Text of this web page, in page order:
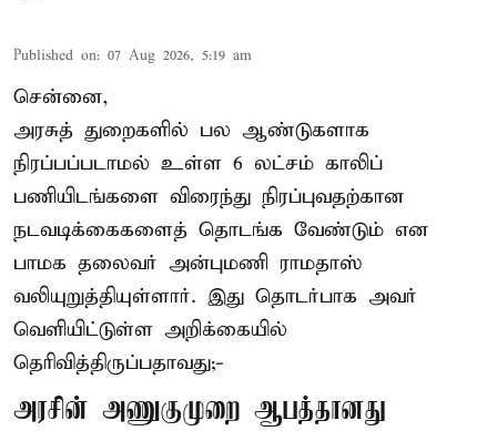
Published on: 07 Aug 2026, 5:19 am
சென்னை,
அரசுத் துறைகளில் பல ஆண்டுகளாக
நிரப்பப்படாமல் உள்ள 6 லட்சம் காலிப்
பணியிடங்களை விரைந்து நிரப்புவதற்கான
நடவடிக்கைகளைத் தொடங்க வேண்டும் என
பாமக தலைவர் அன்புமணி ராமதாஸ்
வலியுறுத்தியுள்ளார். இது தொடர்பாக அவர்
வெளியிட்டுள்ள அறிக்கையில்
தெரிவித்திருப்பதாவது;-
அரசின் அணுகுமுறை ஆபத்தானது